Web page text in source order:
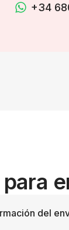
+34
del